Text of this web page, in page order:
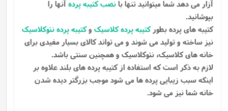
آزار می دهد شما میتوانید تنها بانصب کتیبه پردهآنها را
بپوشانید.
کتیبه های پرده بطورکتیبه پرده کلاسیک وکتیبه پرده نئوکلاسیک
نیز ساخته و تولید می شوند و می تواند کالای بسیار مفیدی برای
خانه های کلاسیک، نئوکلاسیک و همچنین سنتی باشد.
لازم به ذکر است که استفاده از کتیبه پرده های بلند علاوه بر
اینکه سبب زیبایی پرده ها می شود موجب بزرگتر دیده شدن
خانه شما نیز می شود.